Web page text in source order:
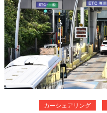
カーシェアリング